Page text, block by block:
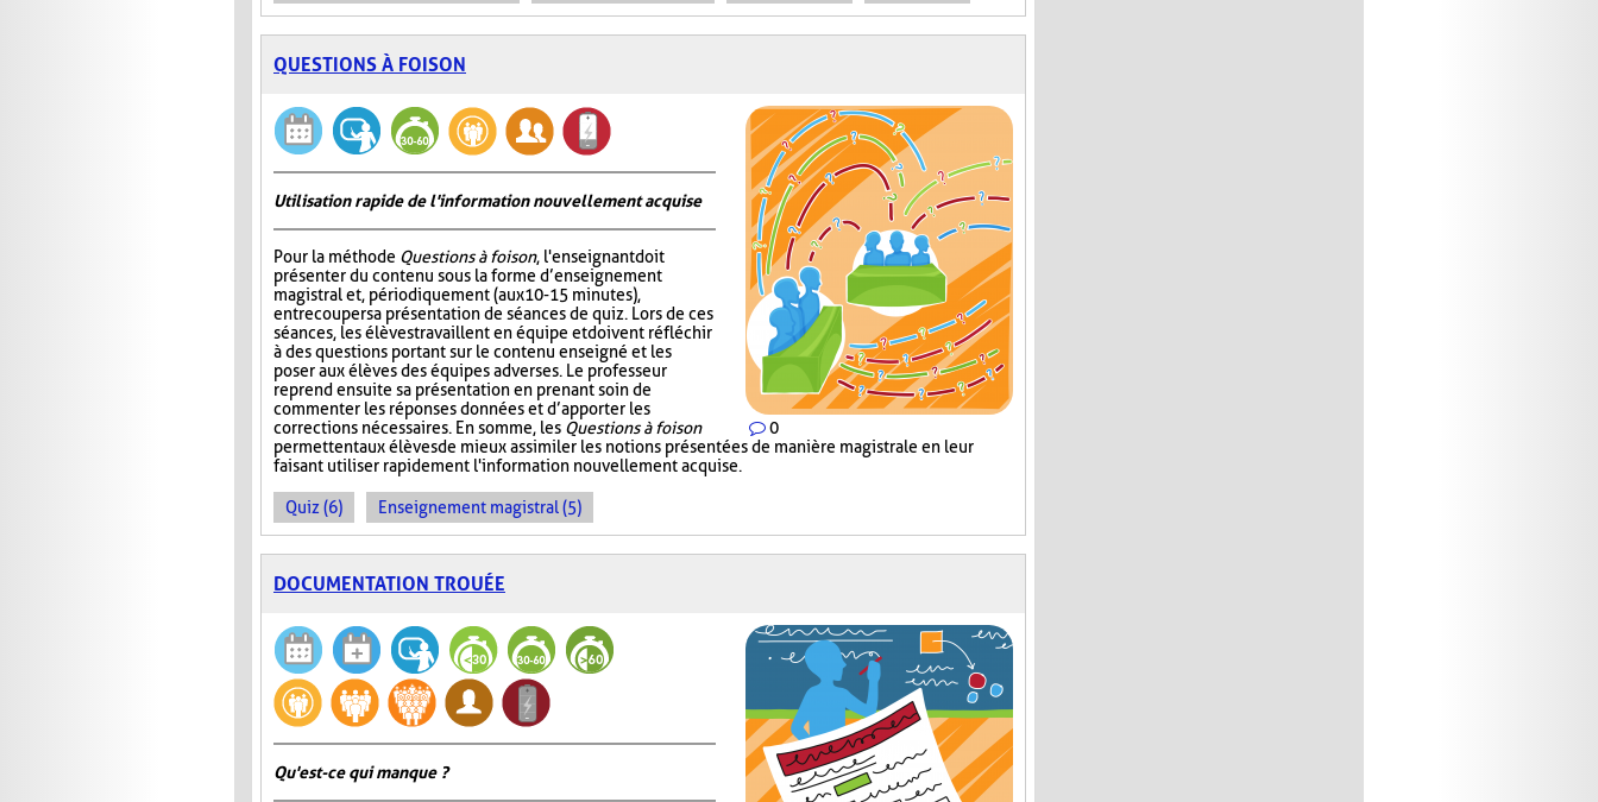
QUESTIONS À FOISON
0
Utilisation rapide de l'information nouvellement acquise
Pour la méthode Questions à foison, l'enseignant doit
présenter du contenu sous la forme d’enseignement
magistral et, périodiquement (aux 10-15 minutes),
entrecouper sa présentation de séances de quiz. Lors de ces
séances, les élèves travaillent en équipe et doivent réfléchir
à des questions portant sur le contenu enseigné et les
poser aux élèves des équipes adverses. Le professeur
reprend ensuite sa présentation en prenant soin de
commenter les réponses données et d’apporter les
corrections nécessaires. En somme, les Questions à foison
permettent aux élèves de mieux assimiler les notions présentées de manière magistrale en leur
faisant utiliser rapidement l'information nouvellement acquise.
Quiz (6) Enseignement magistral (5)
DOCUMENTATION TROUÉE
Qu'est-ce qui manque ?